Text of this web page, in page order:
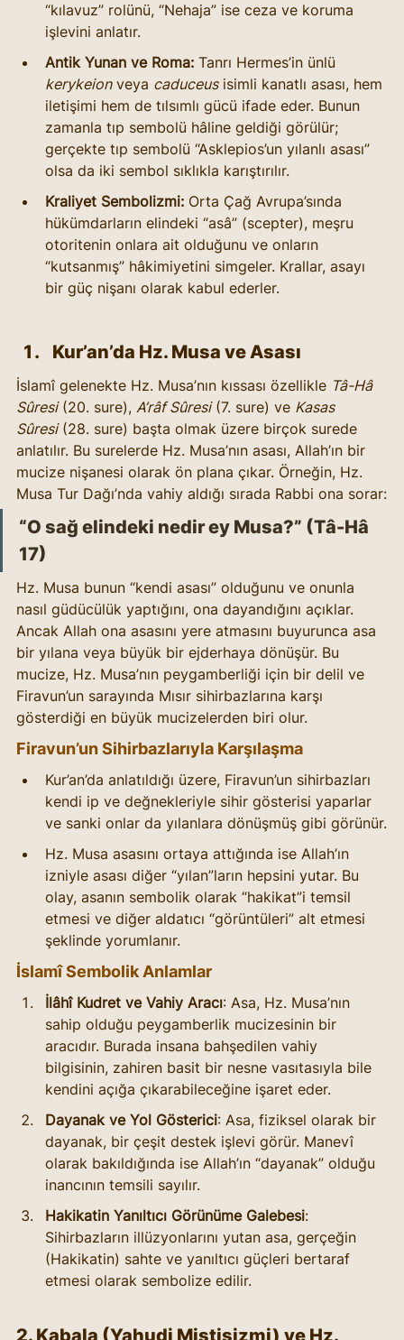
“kılavuz” rolünü, “Nehaja” ise ceza ve koruma
işlevini anlatır.
Antik Yunan ve Roma: Tanrı Hermes’in ünlü
kerykeion veya caduceus isimli kanatlı asası, hem
iletişimi hem de tılsımlı gücü ifade eder. Bunun
zamanla tıp sembolü hâline geldiği görülür;
gerçekte tıp sembolü “Asklepios’un yılanlı asası”
olsa da iki sembol sıklıkla karıştırılır.
Kraliyet Sembolizmi: Orta Çağ Avrupa’sında
hükümdarların elindeki “asâ” (scepter), meşru
otoritenin onlara ait olduğunu ve onların
“kutsanmış” hâkimiyetini simgeler. Krallar, asayı
bir güç nişanı olarak kabul ederler.
Kur’an’da Hz. Musa ve Asası
İslamî gelenekte Hz. Musa’nın kıssası özellikle Tâ-Hâ
Sûresi (20. sure), A’râf Sûresi (7. sure) ve Kasas
Sûresi (28. sure) başta olmak üzere birçok surede
anlatılır. Bu surelerde Hz. Musa’nın asası, Allah’ın bir
mucize nişanesi olarak ön plana çıkar. Örneğin, Hz.
Musa Tur Dağı’nda vahiy aldığı sırada Rabbi ona sorar:
“O sağ elindeki nedir ey Musa?” (Tâ-Hâ
17)
Hz. Musa bunun “kendi asası” olduğunu ve onunla
nasıl güdücülük yaptığını, ona dayandığını açıklar.
Ancak Allah ona asasını yere atmasını buyurunca asa
bir yılana veya büyük bir ejderhaya dönüşür. Bu
mucize, Hz. Musa’nın peygamberliği için bir delil ve
Firavun’un sarayında Mısır sihirbazlarına karşı
gösterdiği en büyük mucizelerden biri olur.
Firavun’un Sihirbazlarıyla Karşılaşma
Kur’an’da anlatıldığı üzere, Firavun’un sihirbazları
kendi ip ve değnekleriyle sihir gösterisi yaparlar
ve sanki onlar da yılanlara dönüşmüş gibi görünür.
Hz. Musa asasını ortaya attığında ise Allah’ın
izniyle asası diğer “yılan”ların hepsini yutar. Bu
olay, asanın sembolik olarak “hakikat”i temsil
etmesi ve diğer aldatıcı “görüntüleri” alt etmesi
şeklinde yorumlanır.
İslamî Sembolik Anlamlar
İlâhî Kudret ve Vahiy Aracı: Asa, Hz. Musa’nın
sahip olduğu peygamberlik mucizesinin bir
aracıdır. Burada insana bahşedilen vahiy
bilgisinin, zahiren basit bir nesne vasıtasıyla bile
kendini açığa çıkarabileceğine işaret eder.
Dayanak ve Yol Gösterici: Asa, fiziksel olarak bir
dayanak, bir çeşit destek işlevi görür. Manevî
olarak bakıldığında ise Allah’ın “dayanak” olduğu
inancının temsili sayılır.
Hakikatin Yanıltıcı Görünüme Galebesi:
Sihirbazların illüzyonlarını yutan asa, gerçeğin
(Hakikatin) sahte ve yanıltıcı güçleri bertaraf
etmesi olarak sembolize edilir.